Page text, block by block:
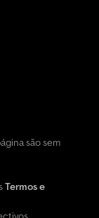
são sem
Termos e